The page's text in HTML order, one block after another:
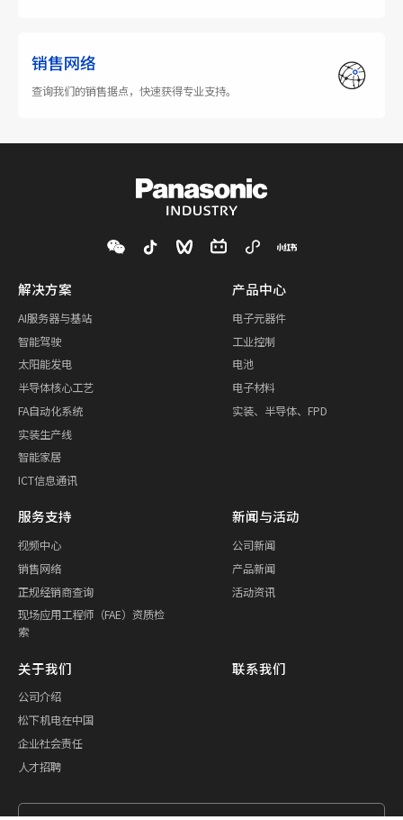
销售网络
查询我们的销售据点，快速获得专业支持。
解决方案
AI服务器与基站
智能驾驶
太阳能发电
半导体核心工艺
FA自动化系统
实装生产线
智能家居
ICT信息通讯
产品中心
电子元器件
工业控制
电池
电子材料
实装、半导体、FPD
服务支持
视频中心
销售网络
正规经销商查询
现场应用工程师（FAE）资质检
索
新闻与活动
公司新闻
产品新闻
活动资讯
关于我们
公司介绍
松下机电在中国
企业社会责任
人才招聘
联系我们